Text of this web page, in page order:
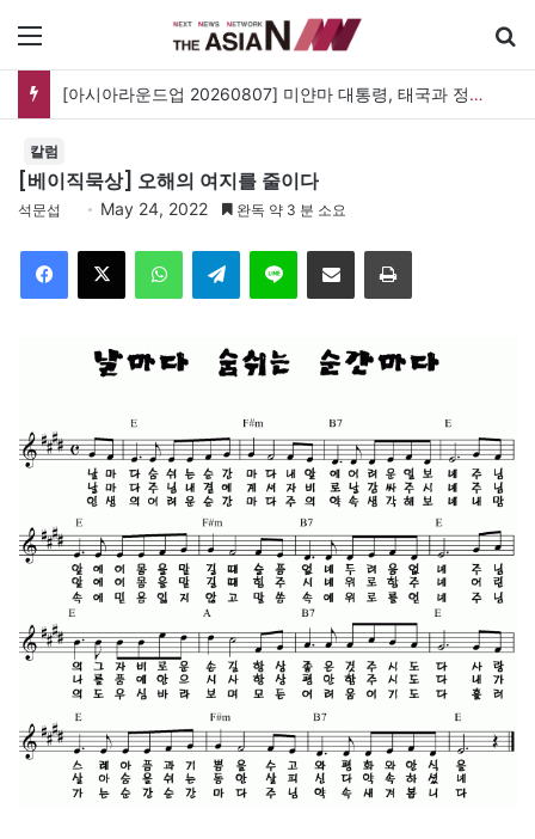
[아시아라운드업 20260807] 미얀마 대통령, 태국과 정상회담…아세안 관계개선 모색
칼럼
[베이직묵상] 오해의 여지를 줄이다
석문섭 May 24, 2022 완독 약 3 분 소요
Telegram 이메일